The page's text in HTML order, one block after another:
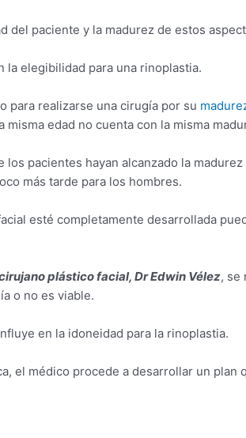
del paciente y la madurez de estos
la elegibilidad para una rinoplastia.
para realizarse una cirugía por su
edad no cuenta con la misma
pacientes hayan alcanzado la
más tarde para los hombres.
esté completamente desarrollada
plástico facial, Dr Edwin Vélez, se
o no es viable.
en la idoneidad para la rinoplastia.
el médico procede a desarrollar un plan